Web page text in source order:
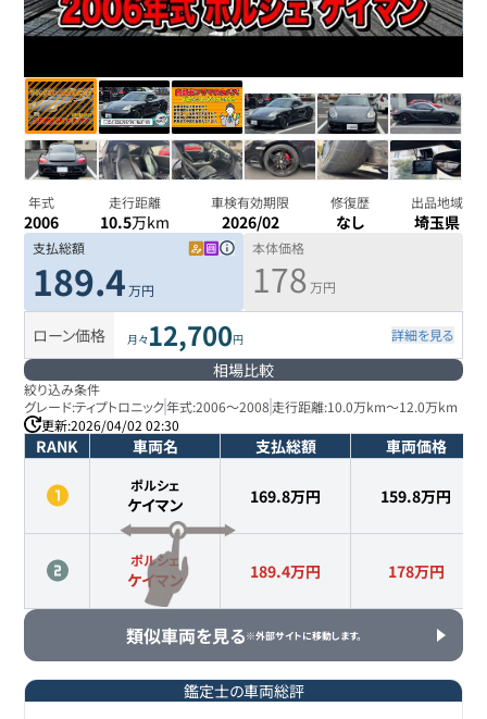
年式
2006
走行距離
10.5万km
車検有効期限
2026/02
修復歴
なし
出品地域
埼玉県
支払総額
189.4 万円
本体価格
178 万円
ローン価格 月々12,700円 詳細を見る
相場比較
絞り込み条件
グレード:ティプトロニック年式:2006～2008 走行距離:10.0万km～12.0万km
更新:2026/04/02 02:30
RANK 車両名 支払総額 車両価格
ポルシェ
ケイマン 169.8万円 159.8万円
ポルシェ
ケイマン 189.4万円 178万円
類似車両を見る※外部サイトに移動します。
鑑定士の車両総評